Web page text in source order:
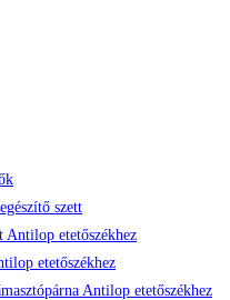
szett
Antilop etetőszékhez
etetőszékhez
Antilop etetőszékhez